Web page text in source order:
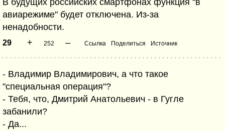
В будущих российских смартфонах функция "в
авиарежиме" будет отключена. Из-за
ненадобности.
29 + 252 – Ссылка Поделиться Источник
- Владимир Владимирович, а что такое
"специальная операция"?
- Тебя, что, Дмитрий Анатольевич - в Гугле
забанили?
- Да...